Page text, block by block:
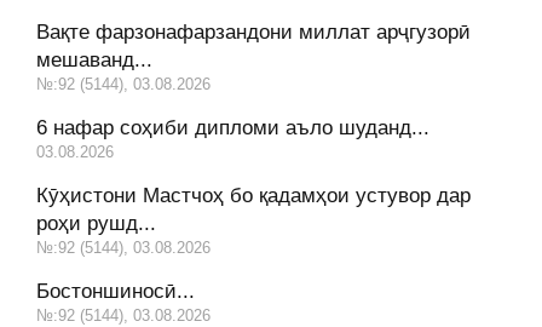
Вақте фарзонафарзандони миллат арҷгузорӣ
мешаванд...
№:92 (5144), 03.08.2026
6 нафар соҳиби дипломи аъло шуданд...
03.08.2026
Кӯҳистони Мастчоҳ бо қадамҳои устувор дар
роҳи рушд...
№:92 (5144), 03.08.2026
Бостоншиносӣ...
№:92 (5144), 03.08.2026